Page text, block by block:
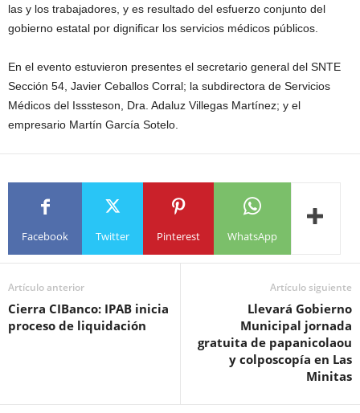
las y los trabajadores, y es resultado del esfuerzo conjunto del
gobierno estatal por dignificar los servicios médicos públicos.
En el evento estuvieron presentes el secretario general del SNTE
Sección 54, Javier Ceballos Corral; la subdirectora de Servicios
Médicos del Isssteson, Dra. Adaluz Villegas Martínez; y el
empresario Martín García Sotelo.
Facebook Twitter Pinterest WhatsApp
Artículo anterior
Cierra CIBanco: IPAB inicia
proceso de liquidación
Artículo siguiente
Llevará Gobierno
Municipal jornada
gratuita de papanicolaou
y colposcopía en Las
Minitas